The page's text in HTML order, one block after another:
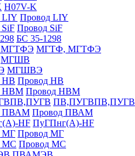
H07V-K
Провод LIY
Провод SiF
БС 35-1298
МГТФ, МГТФЭ
МГШВ
МГШВЭ
Провод НВ
Провод НВМ
ПВ,ПУГВПВ,ПУГВ
Провод ПВАМ
ПуГПнг(A)-HF
Провод МГ
Провод МС